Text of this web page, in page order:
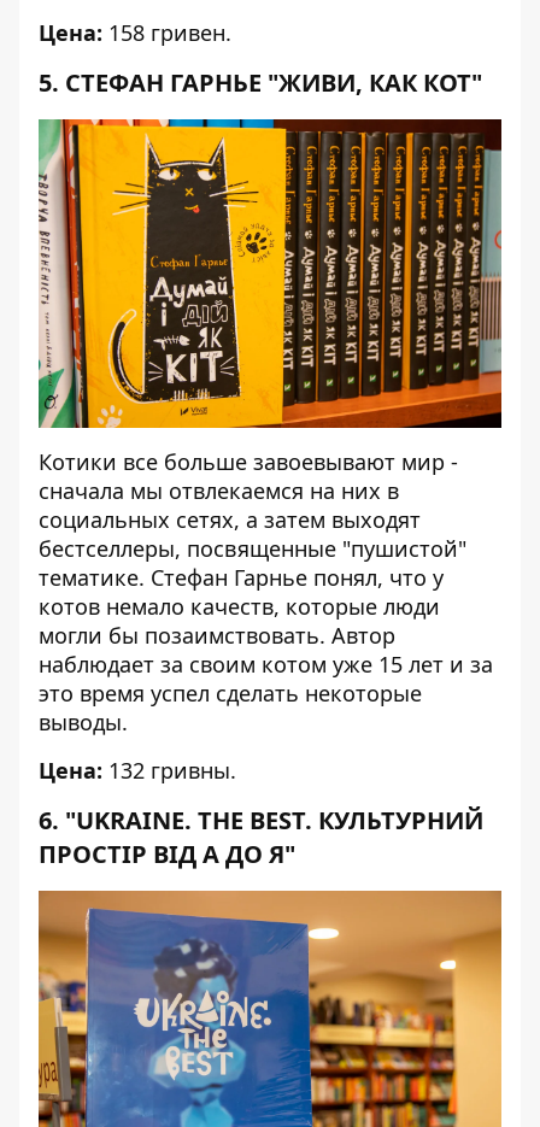
Цена: 158 гривен.
5. СТЕФАН ГАРНЬЕ "ЖИВИ, КАК КОТ"
Котики все больше завоевывают мир -
сначала мы отвлекаемся на них в
социальных сетях, а затем выходят
бестселлеры, посвященные "пушистой"
тематике. Стефан Гарнье понял, что у
котов немало качеств, которые люди
могли бы позаимствовать. Автор
наблюдает за своим котом уже 15 лет и за
это время успел сделать некоторые
выводы.
Цена: 132 гривны.
6. "UKRAINE. THE BEST. КУЛЬТУРНИЙ
ПРОСТІР ВІД А ДО Я"